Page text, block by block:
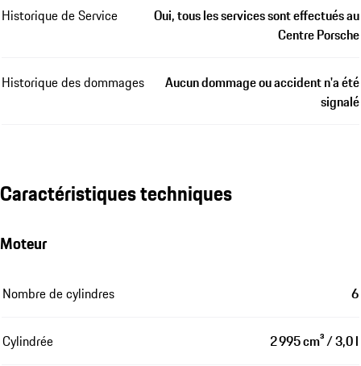
Historique de Service
Oui, tous les services sont effectués au
Centre Porsche
Historique des dommages
Aucun dommage ou accident n'a été
signalé
Caractéristiques techniques
Moteur
Nombre de cylindres 6
Cylindrée 2 995 cm³ / 3,0 l